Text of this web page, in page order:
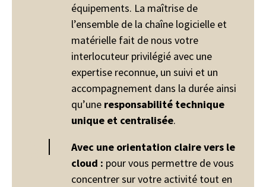
équipements. La maîtrise de
l’ensemble de la chaîne logicielle et
matérielle fait de nous votre
interlocuteur privilégié avec une
expertise reconnue, un suivi et un
accompagnement dans la durée ainsi
qu’une responsabilité technique
unique et centralisée.
Avec une orientation claire vers le
cloud : pour vous permettre de vous
concentrer sur votre activité tout en